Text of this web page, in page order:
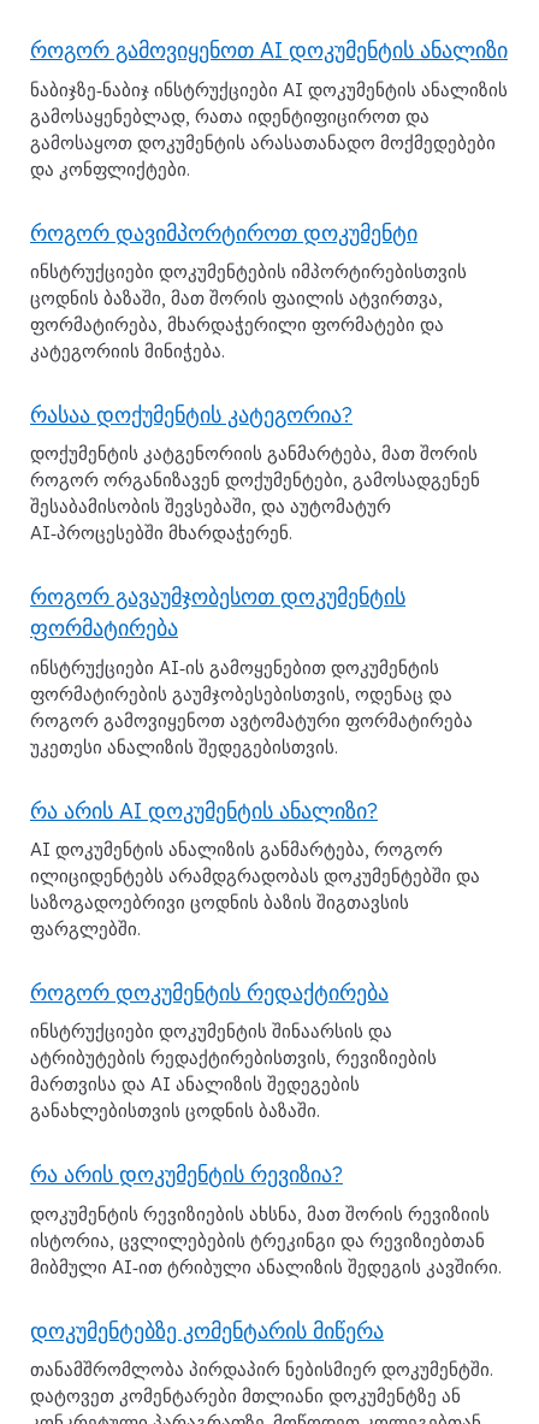
როგორ გამოვიყენოთ AI დოკუმენტის ანალიზი
ნაბიჯზე‑ნაბიჯ ინსტრუქციები AI დოკუმენტის ანალიზის
გამოსაყენებლად, რათა იდენტიფიციროთ და
გამოსაყოთ დოკუმენტის არასათანადო მოქმედებები
და კონფლიქტები.
როგორ დავიმპორტიროთ დოკუმენტი
ინსტრუქციები დოკუმენტების იმპორტირებისთვის
ცოდნის ბაზაში, მათ შორის ფაილის ატვირთვა,
ფორმატირება, მხარდაჭერილი ფორმატები და
კატეგორიის მინიჭება.
რასაა დოქუმენტის კატეგორია?
დოქუმენტის კატგენორიის განმარტება, მათ შორის
როგორ ორგანიზავენ დოქუმენტები, გამოსადგენენ
შესაბამისობის შევსებაში, და აუტომატურ
AI‑პროცესებში მხარდაჭერენ.
როგორ გავაუმჯობესოთ დოკუმენტის
ფორმატირება
ინსტრუქციები AI‑ის გამოყენებით დოკუმენტის
ფორმატირების გაუმჯობესებისთვის, ოდენაც და
როგორ გამოვიყენოთ ავტომატური ფორმატირება
უკეთესი ანალიზის შედეგებისთვის.
რა არის AI დოკუმენტის ანალიზი?
AI დოკუმენტის ანალიზის განმარტება, როგორ
ილიციდენტებს არამდგრადობას დოკუმენტებში და
საზოგადოებრივი ცოდნის ბაზის შიგთავსის
ფარგლებში.
როგორ დოკუმენტის რედაქტირება
ინსტრუქციები დოკუმენტის შინაარსის და
ატრიბუტების რედაქტირებისთვის, რევიზიების
მართვისა და AI ანალიზის შედეგების
განახლებისთვის ცოდნის ბაზაში.
რა არის დოკუმენტის რევიზია?
დოკუმენტის რევიზიების ახსნა, მათ შორის რევიზიის
ისტორია, ცვლილებების ტრეკინგი და რევიზიებთან
მიბმული AI‑ით ტრიბული ანალიზის შედეგის კავშირი.
დოკუმენტებზე კომენტარის მიწერა
თანამშრომლობა პირდაპირ ნებისმიერ დოკუმენტში.
დატოვეთ კომენტარები მთლიანი დოკუმენტზე ან